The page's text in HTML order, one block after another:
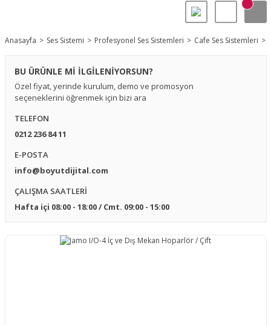
Anasayfa Ses Sistemi Profesyonel Ses Sistemleri Cafe Ses Sistemleri
BU ÜRÜNLE Mİ İLGİLENİYORSUN?
Özel fiyat, yerinde kurulum, demo ve promosyon
seçeneklerini öğrenmek için bizi ara
TELEFON
0212 236 84 11
E-POSTA
info@boyutdijital.com
ÇALIŞMA SAATLERİ
Hafta içi 08:00 - 18:00 / Cmt. 09:00 - 15:00